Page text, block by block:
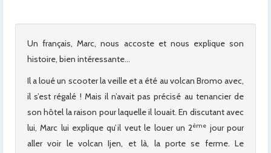
Un français, Marc, nous accoste et nous explique son
histoire, bien intéressante…
Il a loué un scooter la veille et a été au volcan Bromo avec,
il s’est régalé ! Mais il n’avait pas précisé au tenancier de
son hôtel la raison pour laquelle il louait. En discutant avec
lui, Marc lui explique qu’il veut le louer un 2ème jour pour
aller voir le volcan Ijen, et là, la porte se ferme. Le